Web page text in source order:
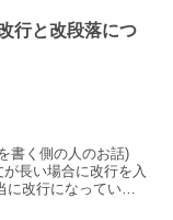
行と改段落につ
書く側の人のお話)
長い場合に改行を入
に改行になっていま